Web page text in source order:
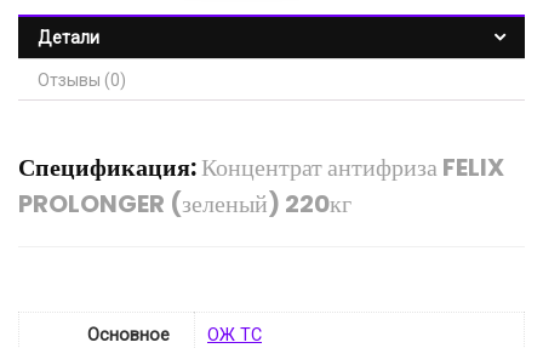
Детали
Отзывы (0)
Спецификация:Концентрат антифриза FELIX
PROLONGER (зеленый) 220кг
Основное
ОЖ ТС